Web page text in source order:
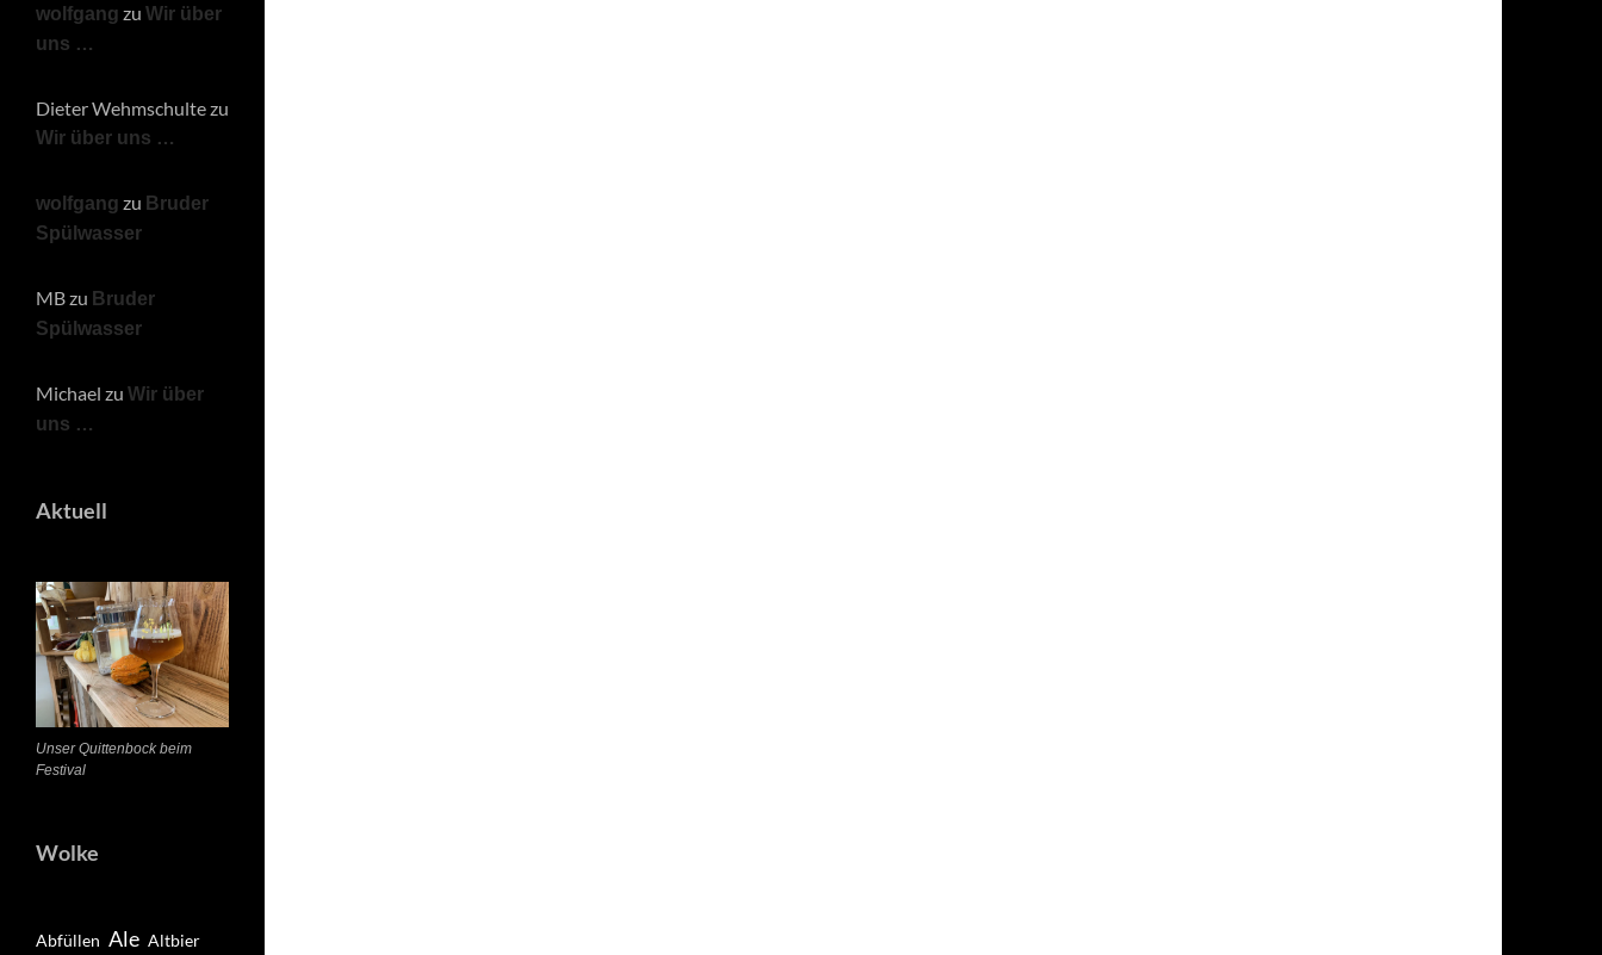
wolfgang zu Wir über
uns …
Dieter Wehmschultezu
Wir über uns …
wolfgang zu Bruder
Spülwasser
MBzu Bruder
Spülwasser
Michael zu Wir über
uns …
Aktuell
Unser Quittenbock beim
Festival
Wolke
Abfüllen Ale Altbier